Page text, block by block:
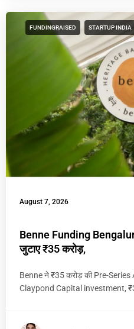
FUNDINGRAISED STARTUP INDIA
August 7, 2026
Benne Funding
जुटाए ₹35 करोड़,
Benne ने ₹35 करोड़ की Pre-Series
Claypond Capital investment,